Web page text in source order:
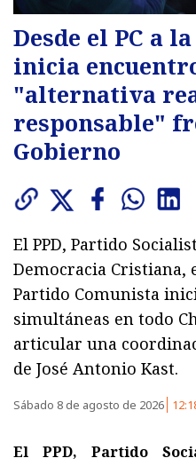
Desde el PC a
inicia
"alternativa
responsable"
Gobierno
El PPD, Partido
Democracia Cristiana,
Partido Comunista
simultáneas en todo
articular una
de José Antonio Kast.
Sábado 8 de agosto de 2026
El PPD, Partido